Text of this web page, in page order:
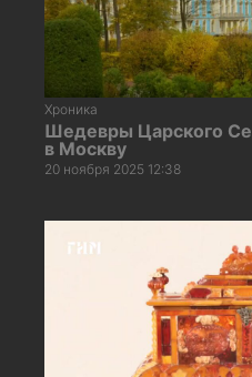
Хроника
Шедевры Царского
в Москву
20 ноября 2025 12:38